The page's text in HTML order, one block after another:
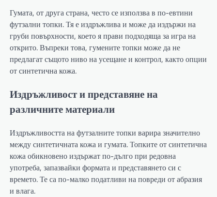
Гумата, от друга страна, често се използва в по-евтини
футзални топки. Тя е издръжлива и може да издържи на
груби повърхности, което я прави подходяща за игра на
открито. Въпреки това, гумените топки може да не
предлагат същото ниво на усещане и контрол, както опции
от синтетична кожа.
Издръжливост и представяне на
различните материали
Издръжливостта на футзалните топки варира значително
между синтетичната кожа и гумата. Топките от синтетична
кожа обикновено издържат по-дълго при редовна
употреба, запазвайки формата и представянето си с
времето. Те са по-малко податливи на повреди от абразия
и влага.